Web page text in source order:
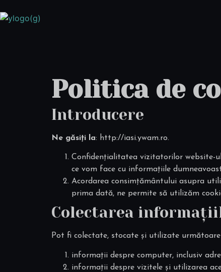
Politica de
Introducere
Ne găsiți la: http://iasi.ywam.ro.
Confidențialitatea vizitatorilor website-
ce vom face cu informațiile
Acordarea consimțământului asupra
prima dată, ne permite să utilizăm
Colectarea
Pot fi colectate, stocate și utilizate
informații despre computer, inclusiv
informații despre vizitele și utilizarea